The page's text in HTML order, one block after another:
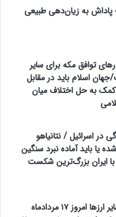
به زیان‌دهی طبیعی
توافق مکه برای سایر
اسلام باید در مقابل
به حل اختلاف میان
اسرائیل / نتانیاهو
یا باید آماده نبرد سنگین
ایران بزرگ‌ترین شکست
قیمت دلار، یورو و سایر ارزها امروز ۱۷ مردادماه